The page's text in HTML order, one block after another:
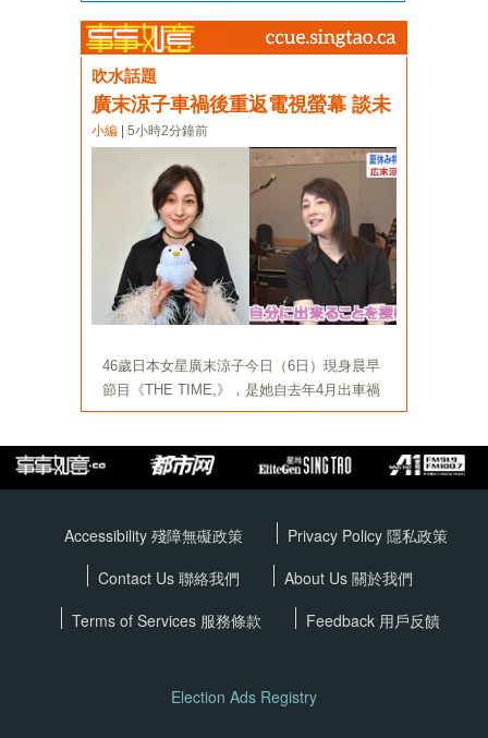
Accessibility 殘障無礙政策 Privacy Policy 隱私政策
Contact Us 聯絡我們
About Us 關於我們
Terms of Services 服務條款 Feedback 用戶反饋
Election Ads Registry